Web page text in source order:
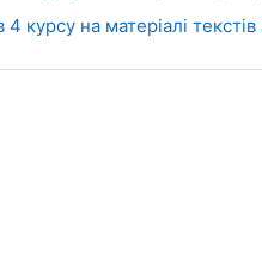
на матеріалі текстів